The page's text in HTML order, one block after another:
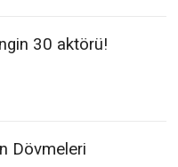
30 aktörü!
Dövmeleri